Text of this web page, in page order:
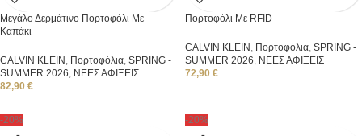
Μεγάλο Δερμάτινο Πορτοφόλι Με
Καπάκι
CALVIN KLEIN , Πορτοφόλια, SPRING -
SUMMER 2026, ΝΕΕΣ ΑΦΙΞΕΙΣ
82,90 €
Πορτοφόλι Με RFID
CALVIN KLEIN , Πορτοφόλια, SPRING -
SUMMER 2026, ΝΕΕΣ ΑΦΙΞΕΙΣ
72,90 €
-20% -20%